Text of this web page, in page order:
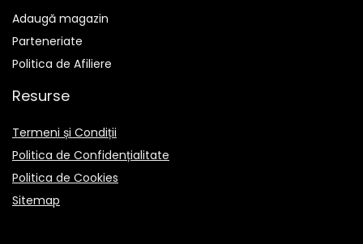
Adaugă magazin
Parteneriate
Politica de Afiliere
Resurse
Termeni și Condiții
Politica de Confidențialitate
Politica de Cookies
Sitemap